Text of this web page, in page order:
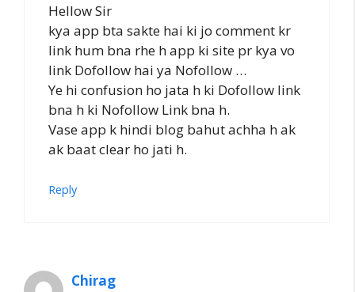
Hellow Sir
kya app bta sakte hai ki jo comment kr
link hum bna rhe h app ki site pr kya vo
link Dofollow hai ya Nofollow …
Ye hi confusion ho jata h ki Dofollow link
bna h ki Nofollow Link bna h.
Vase app k hindi blog bahut achha h ak
ak baat clear ho jati h.
Reply
Chirag